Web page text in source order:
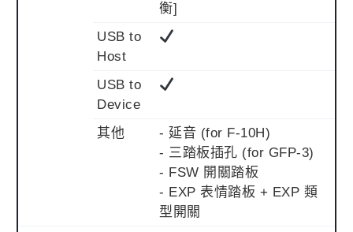
衡]
USB to
Host
USB to
Device
其他
- 延音 (for F-10H)
- 三踏板插孔 (for GFP-3)
- FSW 開關踏板
- EXP 表情踏板 + EXP 類
型開關